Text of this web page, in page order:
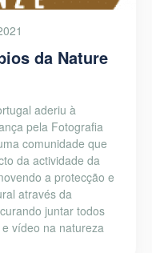
da Nature
aderiu à
pela Fotografia
comunidade que
da actividade da
a protecção e
através da
juntar todos
vídeo na natureza